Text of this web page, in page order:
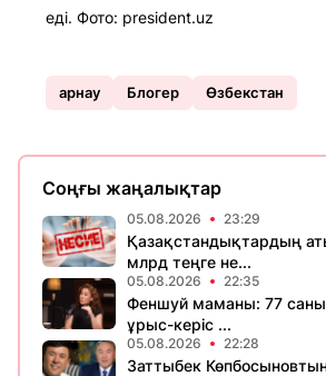
еді. Фото: president.uz
арнау Блогер Өзбекстан
Соңғы жаңалықтар
05.08.2026 23:29
Қазақстандықтардың
млрд теңге не...
05.08.2026 22:35
Феншуй маманы: 77 саны
ұрыс-керіс ...
05.08.2026 22:28
Заттыбек